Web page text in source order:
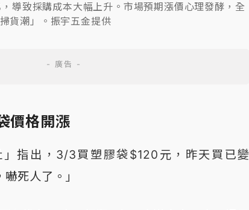
導致採購成本大幅上升。市場預期漲價心理發酵，全
貨潮」。振宇五金提供
價格開漲
指出，3/3買塑膠袋$120元，昨天買已變
死人了。」